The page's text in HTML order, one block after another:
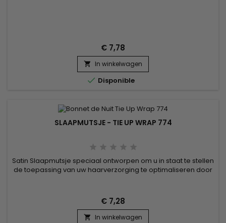
€ 7,78
 In winkelwagen
 Disponible
SLAAPMUTSJE - TIE UP WRAP 774
Satin Slaapmutsje speciaal ontworpen om u in staat te stellen
de toepassing van uw haarverzorging te optimaliseren door
mogelijk behouden, waardoor de gezondheid van uw haar
verbetert.
€ 7,28
 In winkelwagen